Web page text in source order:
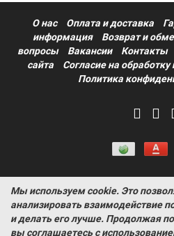
О нас Оплата и доставка
информация
Возврат и
вопросы
Вакансии Контакты
сайта
Согласие на
Политика
Информация на сайте носит
является публичной офертой,
статьи 437 Гражданского
2026
Мы используем cookie. Это
анализировать взаимодействие
и делать его лучше. Продолжая
вы соглашаетесь с